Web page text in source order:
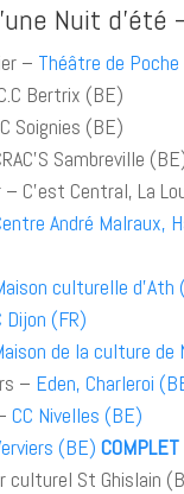
Nuit d’été
– Théâtre de
Bertrix (BE)
Soignies (BE)
Sambreville
C’est Central, La
André Malraux,
culturelle d’Ath
Dijon (FR)
de la culture de
– Eden, Charleroi
CC Nivelles (BE)
(BE) COMPLET
culturel St Ghislain